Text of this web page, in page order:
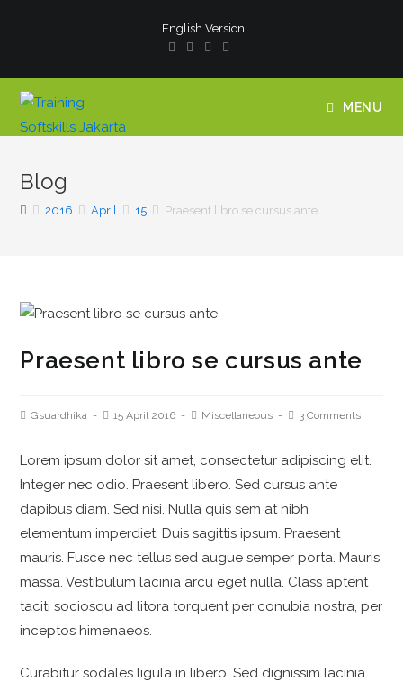
English Version
MENU
Blog
2016 April 15 Praesent libro se cursus ante
Praesent libro se cursus ante
Gsuardhika 15 April 2016 Miscellaneous 3 Comments
Lorem ipsum dolor sit amet, consectetur adipiscing elit.
Integer nec odio. Praesent libero. Sed cursus ante
dapibus diam. Sed nisi. Nulla quis sem at nibh
elementum imperdiet. Duis sagittis ipsum. Praesent
mauris. Fusce nec tellus sed augue semper porta. Mauris
massa. Vestibulum lacinia arcu eget nulla. Class aptent
taciti sociosqu ad litora torquent per conubia nostra, per
inceptos himenaeos.
Curabitur sodales ligula in libero. Sed dignissim lacinia